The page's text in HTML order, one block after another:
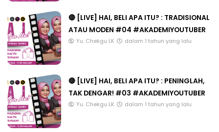
🔴 [LIVE] HAI, BELI APA ITU? : TRADISIONAL
ATAU MODEN #04 #AKADEMIYOUTUBER
Yu. Chekgu LK dalam 1 tahun yang lalu
🔴 [LIVE] HAI, BELI APA ITU? : PENINGLAH,
TAK DENGAR! #03 #AKADEMIYOUTUBER
Yu. Chekgu LK dalam 1 tahun yang lalu